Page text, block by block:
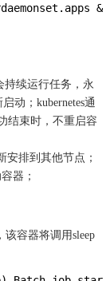
持续运行任务，永
动；kubernetes通
结束时，不重启容
安排到其他节点；
器；
该容器将调用sleep